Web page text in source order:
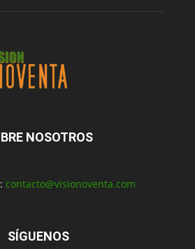
NOSOTROS
contacto@visionoventa.com
SÍGUENOS